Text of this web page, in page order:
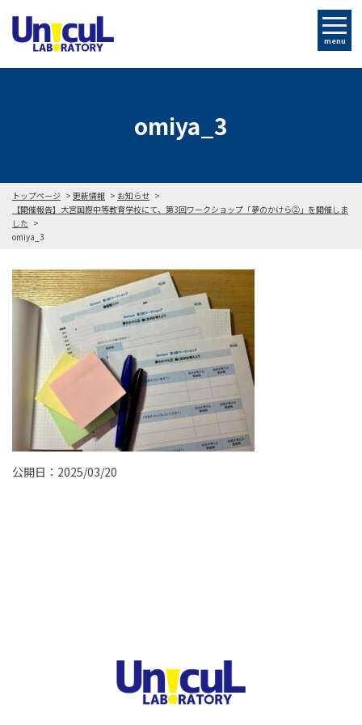
menu
omiya_3
トップページ 更新情報
お知らせ
【開催報告】大宮国際中等教育学校にて、第3回ワークショップ「夢のかけら②」を開催しま
した
omiya_3
公開日：2025/03/20